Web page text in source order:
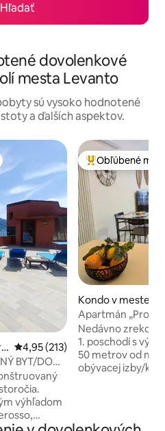
Hľadať
dovolenkové
mesta Levanto
sú vysoko hodnotené
a ďalších aspektov.
Priemerné ohodnotenie 4,95 z
4,95 (213)
BYT/DOM
výhľadom
Pešo, 5 minút
Najobľúbenejšie
Obľúbené
Kondo v meste
Apartmán
metrov od mora
Nedávno
1. poschodí s
50 metrov od
obývacej izby/